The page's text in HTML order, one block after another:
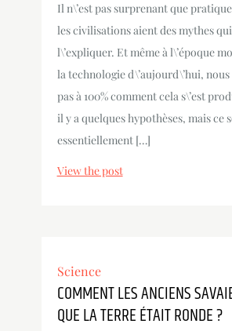
Il n\’est pas surprenant que
les civilisations aient des mythes
l\’expliquer. Et même à l\’époque
la technologie d\’aujourd\’hui, nous
pas à 100% comment cela s\’est
il y a quelques hypothèses, mais ce
essentiellement […]
View the post
Science
COMMENT LES ANCIENS
QUE LA TERRE ÉTAIT RONDE ?